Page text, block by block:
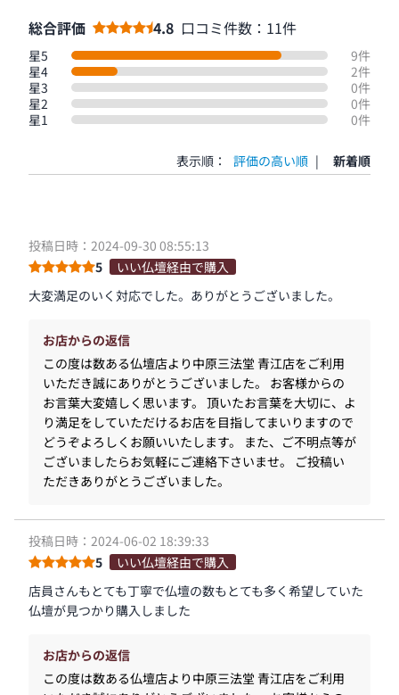
総合評価 4.8 口コミ件数：11件
星5
9件
星4
2件
星3
0件
星2
0件
星1
0件
表示順： 評価の高い順 | 新着順
投稿日時：2024-09-30 08:55:13
5
いい仏壇経由で購入
大変満足のいく対応でした。ありがとうございました。
お店からの返信
この度は数ある仏壇店より中原三法堂 青江店をご利用
いただき誠にありがとうございました。 お客様からの
お言葉大変嬉しく思います。 頂いたお言葉を大切に、よ
り満足をしていただけるお店を目指してまいりますので
どうぞよろしくお願いいたします。 また、ご不明点等が
ございましたらお気軽にご連絡下さいませ。 ご投稿い
ただきありがとうございました。
投稿日時：2024-06-02 18:39:33
5
いい仏壇経由で購入
店員さんもとても丁寧で仏壇の数もとても多く希望していた
仏壇が見つかり購入しました
お店からの返信
この度は数ある仏壇店より中原三法堂 青江店をご利用